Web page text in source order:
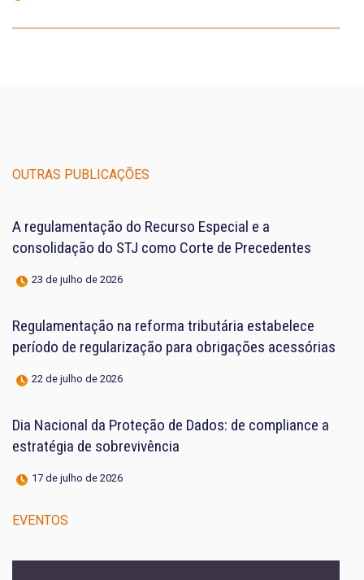
OUTRAS PUBLICAÇÕES
A regulamentação do Recurso Especial e a
consolidação do STJ como Corte de Precedentes
23 de julho de 2026
Regulamentação na reforma tributária estabelece
período de regularização para obrigações acessórias
22 de julho de 2026
Dia Nacional da Proteção de Dados: de compliance a
estratégia de sobrevivência
17 de julho de 2026
EVENTOS